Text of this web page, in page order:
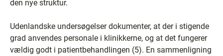
den nye struktur.
Udenlandske undersøgelser dokumenter, at der i stigende
grad anvendes personale i klinikkerne, og at det fungerer
vældig godt i patientbehandlingen (5). En sammenligning